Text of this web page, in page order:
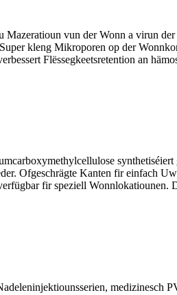
vun der Wonn a virun der
kleng Mikroporen op der
Flëssegkeetsretention an
Ofgeschrägte Kanten fir einfach
fir speziell Wonnlokatiounen.
medizinesch